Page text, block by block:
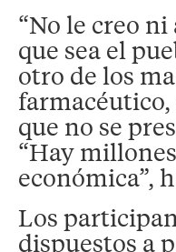
“No le creo
que sea el
otro de los
que no se
“Hay
económica”,
Los
dispuestos a